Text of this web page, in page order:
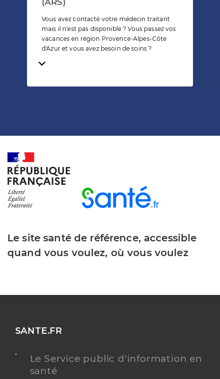
Vous avez contacté votre médecin traitant
mais il n'est pas disponible ? Vous passez vos
vacances en région Provence-Alpes-Côte
d'Azur et vous avez besoin de soins ?
Temps de lecture
Le site santé de référence, accessible
quand vous voulez, où vous voulez
SANTE.FR
Le Service public d'information en
santé